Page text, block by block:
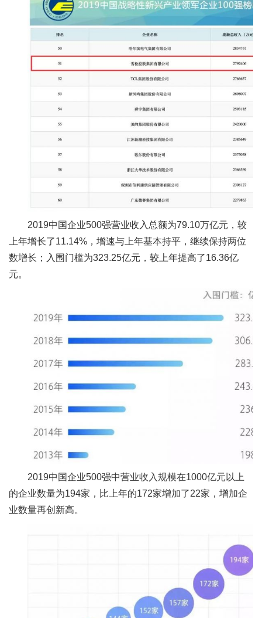
2019中国企业500强营业收入总额为79.10万亿元，较
上年增长了11.14%，增速与上年基本持平，继续保持两位
数增长；入围门槛为323.25亿元，较上年提高了16.36亿
元。
2019中国企业500强中营业收入规模在1000亿元以上
的企业数量为194家，比上年的172家增加了22家，增加企
业数量再创新高。